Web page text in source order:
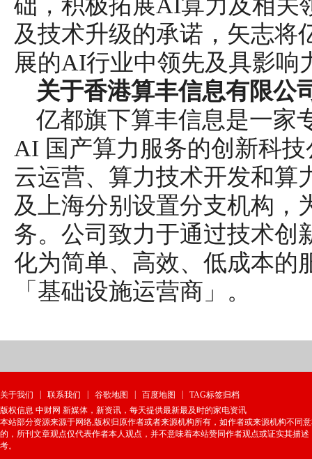
础，积极拓展AI算力及相关
及技术升级的承诺，矢志将
展的AI行业中领先及具影响
关于香港算丰信息有限公
亿都旗下算丰信息是一家
AI 国产算力服务的创新科
云运营、算力技术开发和算
及上海分别设置分支机构，
务。公司致力于通过技术创
化为简单、高效、低成本的
「基础设施运营商」。
关于我们 联系我们 谷歌地图 百度地图
TAG标签归档
版权信息 中财网 新媒体，新资讯，每天提供最新最及时的家电资讯
本站部分资源来源于网络,版权归原作者或者来源机构所有，如作者或来源机构不同
的，所刊文章观点仅代表作者本人观点，并不意味着本站赞同作者观点或证实其描
考。